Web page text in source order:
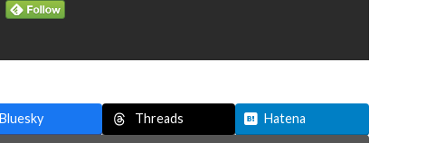
Bluesky Threads Hatena